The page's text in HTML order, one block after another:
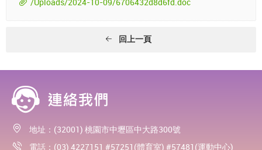
回上一頁
地址：(32001) 桃園市中壢區中大路300號
電話：(03) 4227151 #57251(體育室) #57481(運動中心)